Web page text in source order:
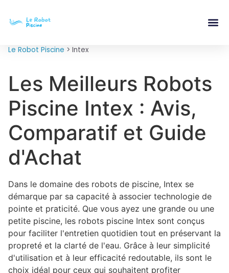
Le Robot Piscine > Intex
Les Meilleurs Robots
Piscine Intex : Avis,
Comparatif et Guide
d'Achat
Dans le domaine des robots de piscine, Intex se
démarque par sa capacité à associer technologie de
pointe et praticité. Que vous ayez une grande ou une
petite piscine, les robots piscine Intex sont conçus
pour faciliter l'entretien quotidien tout en préservant la
propreté et la clarté de l'eau. Grâce à leur simplicité
d'utilisation et à leur efficacité redoutable, ils sont le
choix idéal pour ceux qui souhaitent profiter